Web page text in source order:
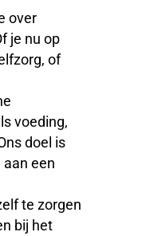
over
je nu op
of
voeding,
doel is
een
te zorgen
bij het